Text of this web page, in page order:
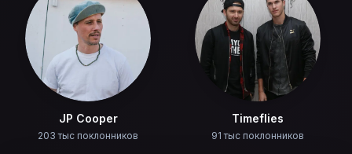
JP Cooper
203 тыс поклонников
Timeflies
91 тыс поклонников